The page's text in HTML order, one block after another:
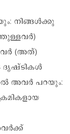
നിങ്ങൾക്കു
അവർ (അത്)
ദൃഷ്ടികൾ
അവർ പറയും: